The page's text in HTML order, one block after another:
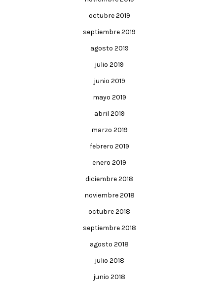
octubre 2019
septiembre 2019
agosto 2019
julio 2019
junio 2019
mayo 2019
abril 2019
marzo 2019
febrero 2019
enero 2019
diciembre 2018
noviembre 2018
octubre 2018
septiembre 2018
agosto 2018
julio 2018
junio 2018